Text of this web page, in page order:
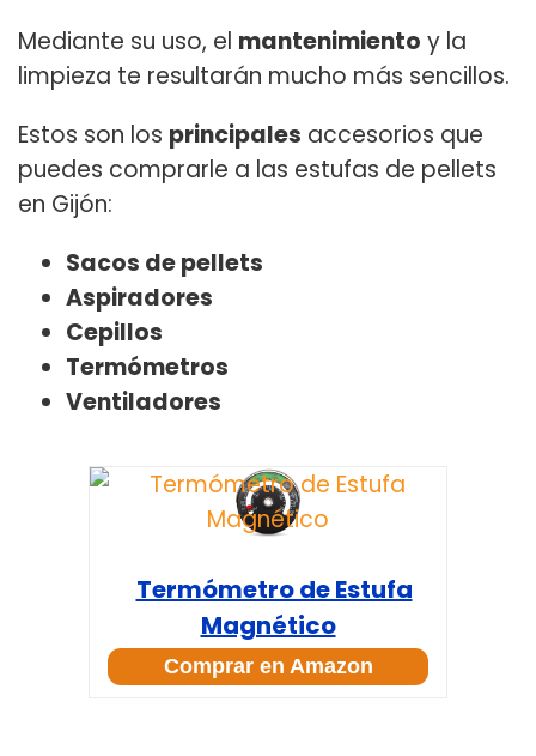
Mediante su uso, el mantenimiento y la
limpieza te resultarán mucho más sencillos.
Estos son los principales accesorios que
puedes comprarle a las estufas de pellets
en Gijón:
Sacos de pellets
Aspiradores
Cepillos
Termómetros
Ventiladores
Termómetro de Estufa
Magnético
Comprar en Amazon